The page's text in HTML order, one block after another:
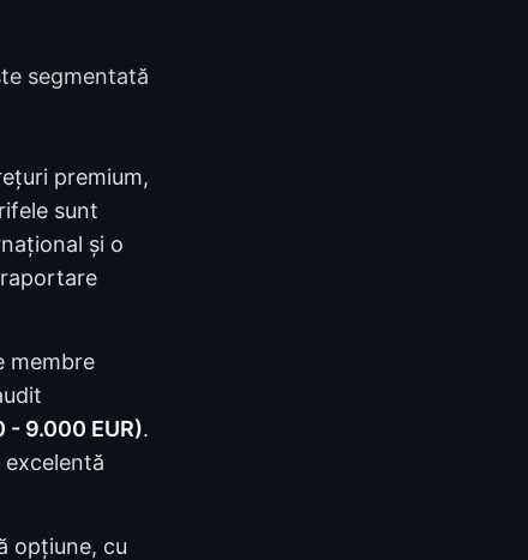
segmentată
premium,
sunt
și o
membre
- 9.000 EUR).
opțiune, cu